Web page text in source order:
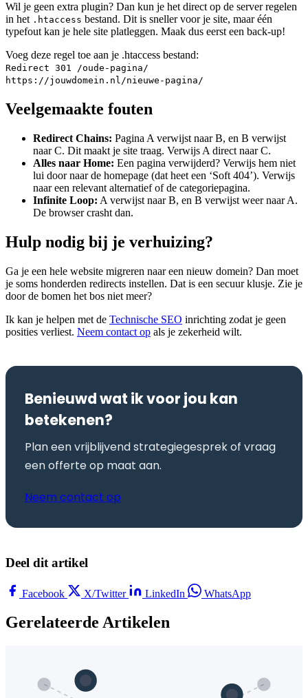
Wil je geen extra plugin? Dan kun je het direct op de server regelen
in het .htaccess bestand. Dit is sneller voor je site, maar één
typefout kan je hele site platleggen. Maak dus eerst een back-up!
Voeg deze regel toe aan je .htaccess bestand:
Redirect 301 /oude-pagina/
https://jouwdomein.nl/nieuwe-pagina/
Veelgemaakte fouten
Redirect Chains: Pagina A verwijst naar B, en B verwijst
naar C. Dit maakt je site traag. Verwijs A direct naar C.
Alles naar Home: Een pagina verwijderd? Verwijs hem niet
lui door naar de homepage (dat heet een ‘Soft 404’). Verwijs
naar een relevant alternatief of de categoriepagina.
Infinite Loop: A verwijst naar B, en B verwijst weer naar A.
De browser crasht dan.
Hulp nodig bij je verhuizing?
Ga je een hele website migreren naar een nieuw domein? Dan moet
je soms honderden redirects instellen. Dat is een secuur klusje. Zie je
door de bomen het bos niet meer?
Ik kan je helpen met de Technische SEO inrichting zodat je geen
posities verliest. Neem contact op als je zekerheid wilt.
Benieuwd wat ik voor jou kan
betekenen?
Plan een vrijblijvend strategiegesprek of vraag
een offerte op maat aan.
Neem contact op
Deel dit artikel
Facebook X/Twitter LinkedIn WhatsApp
Gerelateerde Artikelen